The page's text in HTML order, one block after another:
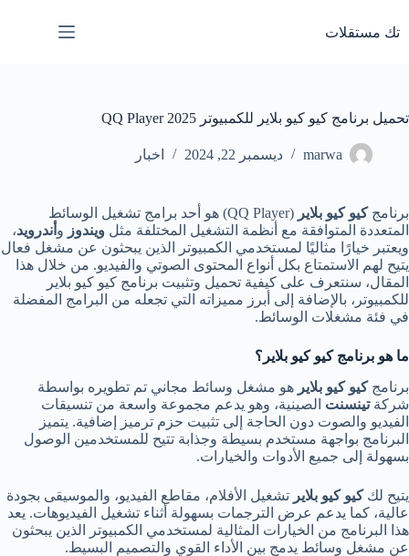
إلى
المحتوى
تك مستقلات
تحميل برنامج كيو كيو بلاير للكمبيوتر 2025 QQ Player
marwa ديسمبر 22, 2024 اخبار
برنامجكيو كيو بلاير
(QQ Player) هو أحد برامج تشغيل الوسائط
المتعددة المتوافقة مع أنظمة التشغيل المختلفة مثل ويندوز و أندرويد،
ويعتبر خيارًا مثاليًا لمستخدمي الكمبيوتر الذين يبحثون عن مشغل فعال
يتيح لهم الاستمتاع بكل أنواع المحتوى الصوتي والفيديو. من خلال هذا
المقال، سنتعرف على كيفية تحميل وتثبيت برنامج كيو كيو بلاير
للكمبيوتر، بالإضافة إلى أبرز مميزاته التي تجعله من البرامج المفضلة
في فئة مشغلات الوسائط.
ما هو برنامج كيو كيو بلاير؟
برنامجكيو كيو بلاير هو مشغل وسائط مجاني تم تطويره بواسطة
شركةتينسنت الصينية، وهو يدعم مجموعة واسعة من تنسيقات
الفيديو والصوت دون الحاجة إلى تثبيت حزم ترميز إضافية. يتميز
البرنامج بواجهة مستخدم بسيطة وجذابة تتيح للمستخدمين الوصول
بسهولة إلى جميع الأدوات والخيارات.
يتيح لككيو كيو بلاير تشغيل الأفلام، مقاطع الفيديو، والموسيقى بجودة
عالية، كما يدعم عرض الترجمات بسهولة أثناء تشغيل الفيديوهات. يعد
هذا البرنامج من الخيارات المثالية لمستخدمي الكمبيوتر الذين يبحثون
عن مشغل وسائط يدمج بين الأداء القوي والتصميم البسيط.